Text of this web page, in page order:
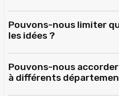
Pouvons-nous limiter
les idées ?
Pouvons-nous
à différents